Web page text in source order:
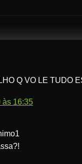
Q VO LE TUDO
às 16:35